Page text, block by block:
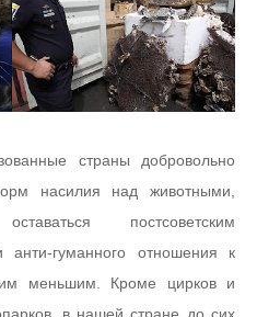
страны добровольно
насилия над животными,
постсоветским
анти-гуманного отношения к
меньшим. Кроме цирков и